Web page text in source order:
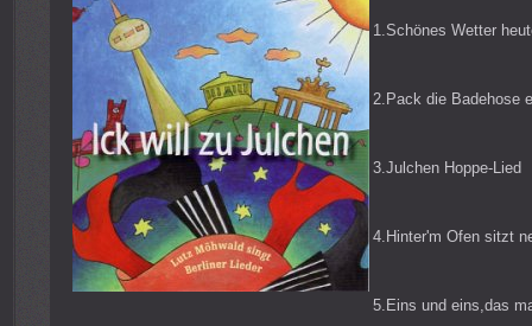
1.Schönes Wetter
2.Pack die Badehose
3.Julchen Hoppe-Lied
4.Hinter'm Ofen sitzt
5.Eins und eins,das